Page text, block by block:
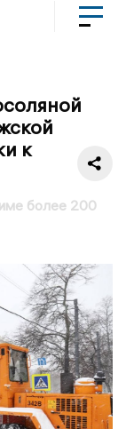
к
более 200